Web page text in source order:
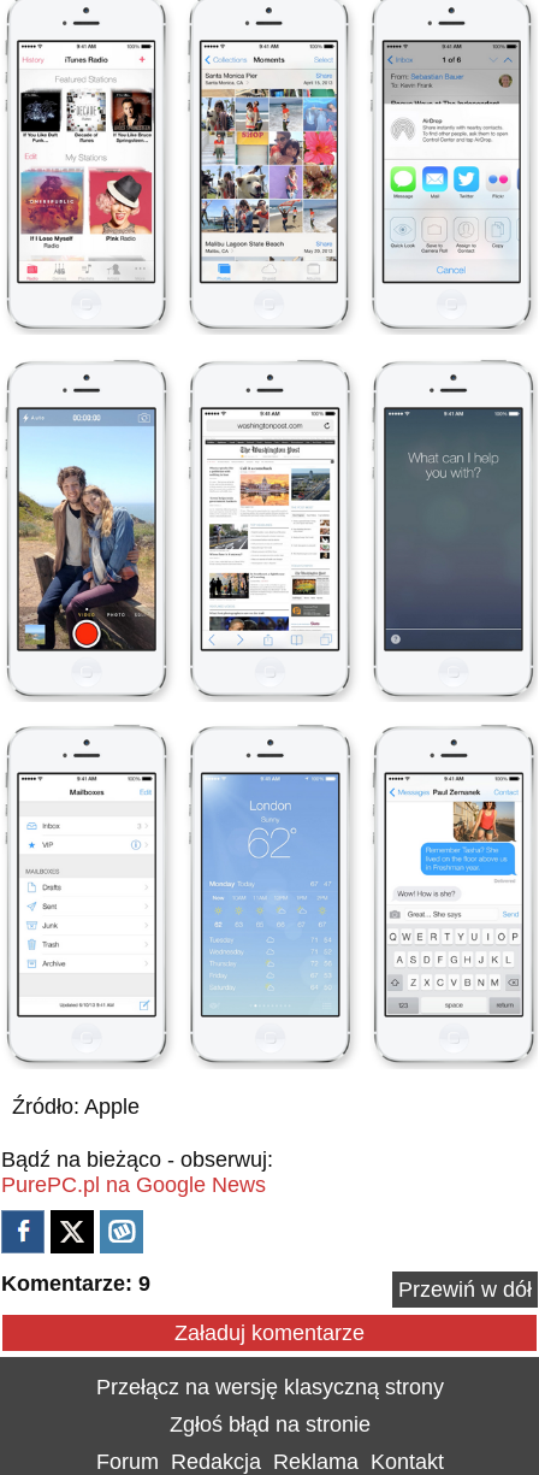
Źródło: Apple
Bądź na bieżąco - obserwuj:
PurePC.pl na Google News
Komentarze: 9
Przewiń w dół
Załaduj komentarze
Przełącz na wersję klasyczną strony
Zgłoś błąd na stronie
Forum Redakcja Reklama Kontakt